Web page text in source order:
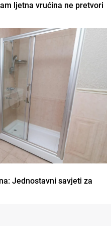
ljetna vrućina ne pretvori
Jednostavni savjeti za